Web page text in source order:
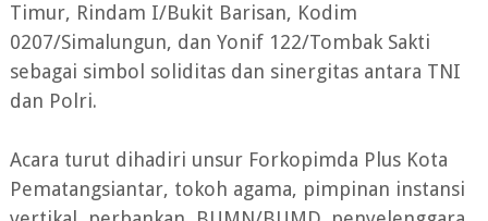
Timur, Rindam I/Bukit Barisan, Kodim
0207/Simalungun, dan Yonif 122/Tombak Sakti
sebagai simbol soliditas dan sinergitas antara TNI
dan Polri.
Acara turut dihadiri unsur Forkopimda Plus Kota
Pematangsiantar, tokoh agama, pimpinan instansi